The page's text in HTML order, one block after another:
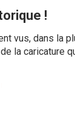
!
vus, dans la
la caricature